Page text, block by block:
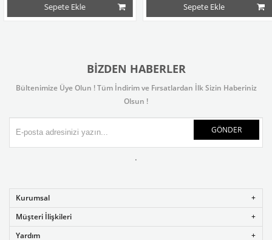
Sepete Ekle Sepete Ekle
BIZDEN HABERLER
Bültenimize Üye Olun ! Tüm İndirim ve Fırsatlardan İlk Sizin Haberiniz
Olsun !
GÖNDER
.
Kurumsal
Müşteri İlişkileri
Yardım